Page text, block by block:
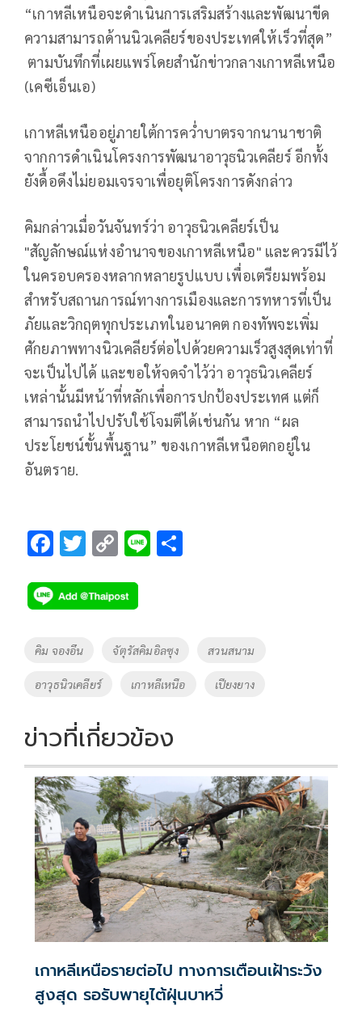
“เกาหลีเหนือจะดำเนินการเสริมสร้างและพัฒนาขีด
ความสามารถด้านนิวเคลียร์ของประเทศให้เร็วที่สุด”
ตามบันทึกที่เผยแพร่โดยสำนักข่าวกลางเกาหลีเหนือ
(เคซีเอ็นเอ)
เกาหลีเหนืออยู่ภายใต้การคว่ำบาตรจากนานาชาติ
จากการดำเนินโครงการพัฒนาอาวุธนิวเคลียร์ อีกทั้ง
ยังดื้อดึงไม่ยอมเจรจาเพื่อยุติโครงการดังกล่าว
คิมกล่าวเมื่อวันจันทร์ว่า อาวุธนิวเคลียร์เป็น
"สัญลักษณ์แห่งอำนาจของเกาหลีเหนือ" และควรมีไว้
ในครอบครองหลากหลายรูปแบบ เพื่อเตรียมพร้อม
สำหรับสถานการณ์ทางการเมืองและการทหารที่เป็น
ภัยและวิกฤตทุกประเภทในอนาคต กองทัพจะเพิ่ม
ศักยภาพทางนิวเคลียร์ต่อไปด้วยความเร็วสูงสุดเท่าที่
จะเป็นไปได้ และขอให้จดจำไว้ว่า อาวุธนิวเคลียร์
เหล่านั้นมีหน้าที่หลักเพื่อการปกป้องประเทศ แต่ก็
สามารถนำไปปรับใช้โจมตีได้เช่นกัน หาก “ผล
ประโยชน์ขั้นพื้นฐาน” ของเกาหลีเหนือตกอยู่ใน
อันตราย.
F
e
b
o
o
k
T
tt
er
C
p
y
Li
k
Li
Tags
คิม จองอึน จัตุรัสคิมอิลซุง สวนสนาม
อาวุธนิวเคลียร์ เกาหลีเหนือ เปียงยาง
ข่าวที่เกี่ยวข้อง
เกาหลีเหนือรายต่อไป ทางการเตือนเฝ้าระวัง
สูงสุด รอรับพายุไต้ฝุ่นบาหวี่